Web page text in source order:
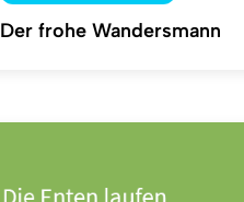
Der frohe Wandersmann